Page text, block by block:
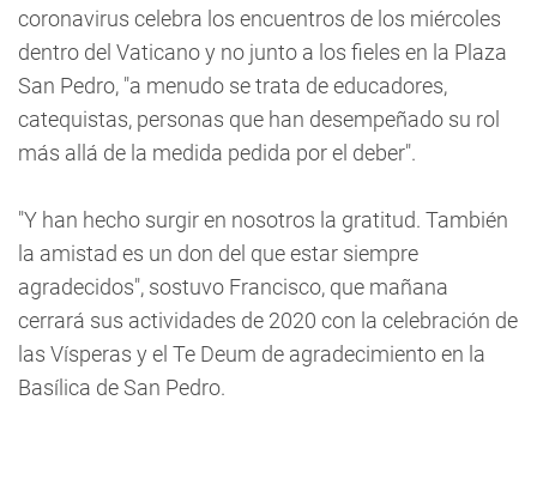
coronavirus celebra los encuentros de los miércoles
dentro del Vaticano y no junto a los fieles en la Plaza
San Pedro, "a menudo se trata de educadores,
catequistas, personas que han desempeñado su rol
más allá de la medida pedida por el deber".
"Y han hecho surgir en nosotros la gratitud. También
la amistad es un don del que estar siempre
agradecidos", sostuvo Francisco, que mañana
cerrará sus actividades de 2020 con la celebración de
las Vísperas y el Te Deum de agradecimiento en la
Basílica de San Pedro.